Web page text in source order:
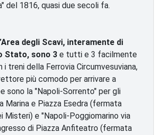
del 1816, quasi due secoli fa.
degli Scavi, interamente di
Stato, sono 3 e tutti e 3 facilmente
i treni della Ferrovia Circumvesuviana,
più comodo per arrivare a
sono la "Napoli-Sorrento" per gli
Marina e Piazza Esedra (fermata
Misteri) e "Napoli-Poggiomarino via
di Piazza Anfiteatro (fermata